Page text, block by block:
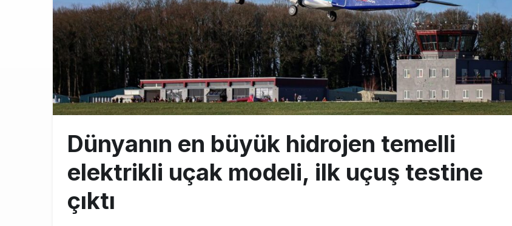
Dünyanın en büyük hidrojen temelli
elektrikli uçak modeli, ilk uçuş testine
çıktı